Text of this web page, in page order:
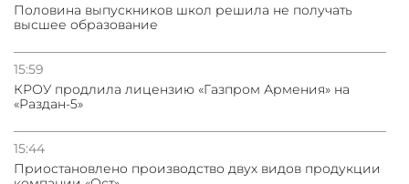
Половина выпускников школ решила не получать
высшее образование
15:59
КРОУ продлила лицензию «Газпром Армения» на
«Раздан-5»
15:44
Приостановлено производство двух видов продукции